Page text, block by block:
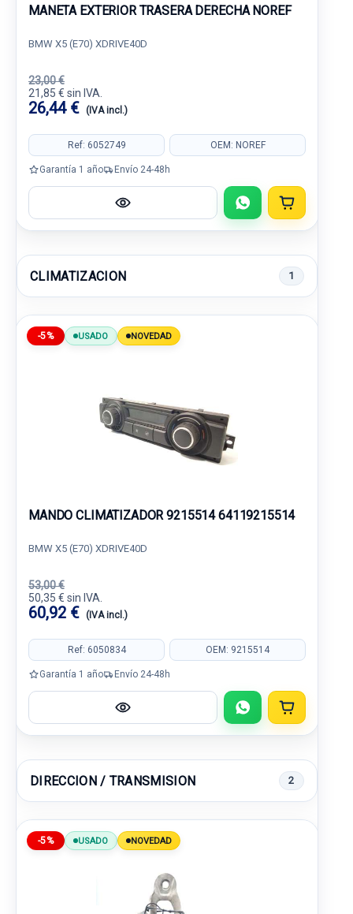
MANETA EXTERIOR TRASERA DERECHA NOREF
BMW X5 (E70) XDRIVE40D
23,00 €
21,85 € sin IVA.
26,44 € (IVA incl.)
Ref: 6052749 OEM: NOREF
Garantía 1 año Envío 24-48h
CLIMATIZACION 1
-5% USADO NOVEDAD
MANDO CLIMATIZADOR 9215514 64119215514
BMW X5 (E70) XDRIVE40D
53,00 €
50,35 € sin IVA.
60,92 € (IVA incl.)
Ref: 6050834 OEM: 9215514
Garantía 1 año Envío 24-48h
DIRECCION / TRANSMISION 2
-5% USADO NOVEDAD